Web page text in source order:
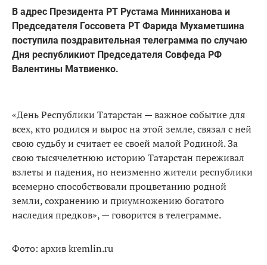
В адрес Президента РТ Рустама Минниханова и
Председателя Госсовета РТ Фарида Мухаметшина
поступила поздравительная телеграмма по случаю
Дня республикиот Председателя Совфеда РФ
Валентины Матвиенко.
«День Республики Татарстан — важное событие для
всех, кто родился и вырос на этой земле, связал с ней
свою судьбу и считает ее своей малой Родиной. За
свою тысячелетнюю историю Татарстан переживал
взлеты и падения, но неизменно жители республики
всемерно способствовали процветанию родной
земли, сохранению и приумножению богатого
наследия предков», — говорится в телеграмме.
Фото: архив kremlin.ru